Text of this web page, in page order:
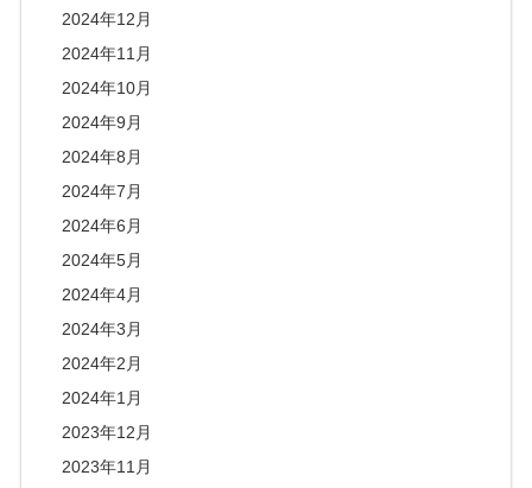
2024年12月
2024年11月
2024年10月
2024年9月
2024年8月
2024年7月
2024年6月
2024年5月
2024年4月
2024年3月
2024年2月
2024年1月
2023年12月
2023年11月